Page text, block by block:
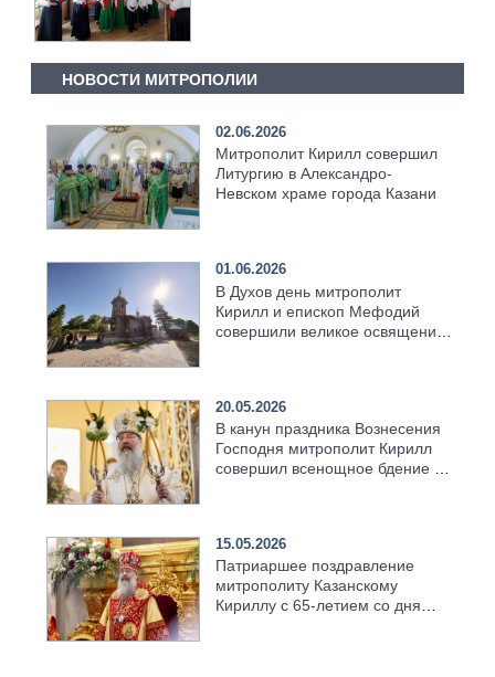
НОВОСТИ МИТРОПОЛИИ
02.06.2026
Митрополит Кирилл совершил
Литургию в Александро-
Невском храме города Казани
01.06.2026
В Духов день митрополит
Кирилл и епископ Мефодий
совершили великое освящение
20.05.2026
В канун праздника Вознесения
Господня митрополит Кирилл
совершил всенощное бдение в
15.05.2026
Патриаршее поздравление
митрополиту Казанскому
Кириллу с 65-летием со дня